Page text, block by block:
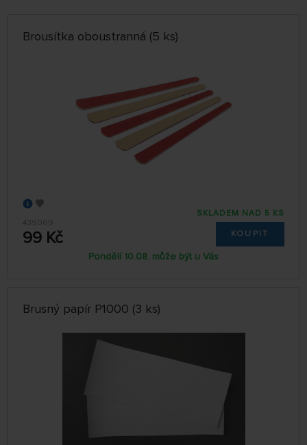
64 NA STRÁNCE
Brousítka oboustranná (5 ks)
439069
99 Kč
SKLADEM NAD 5 KS
KOUPIT
Pondělí 10.08. může být u Vás
Brusný papír P1000 (3 ks)